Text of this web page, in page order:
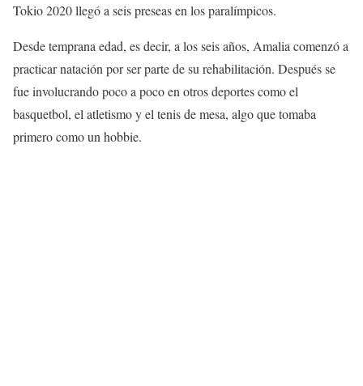
Tokio 2020 llegó a seis preseas en los paralímpicos.
Desde temprana edad, es decir, a los seis años, Amalia comenzó a
practicar natación por ser parte de su rehabilitación. Después se
fue involucrando poco a poco en otros deportes como el
basquetbol, el atletismo y el tenis de mesa, algo que tomaba
primero como un hobbie.